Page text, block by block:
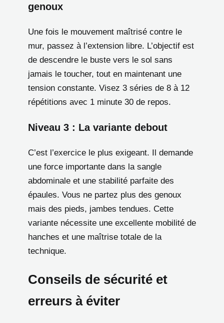
genoux
Une fois le mouvement maîtrisé contre le
mur, passez à l’extension libre. L’objectif est
de descendre le buste vers le sol sans
jamais le toucher, tout en maintenant une
tension constante. Visez 3 séries de 8 à 12
répétitions avec 1 minute 30 de repos.
Niveau 3 : La variante debout
C’est l’exercice le plus exigeant. Il demande
une force importante dans la sangle
abdominale et une stabilité parfaite des
épaules. Vous ne partez plus des genoux
mais des pieds, jambes tendues. Cette
variante nécessite une excellente mobilité de
hanches et une maîtrise totale de la
technique.
Conseils de sécurité et
erreurs à éviter